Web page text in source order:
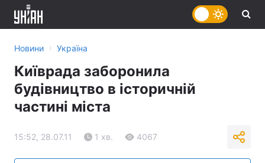
Новини › Україна
Київрада заборонила
будівництво в історичній
частині міста
15:52, 28.07.11 1 хв. 4067